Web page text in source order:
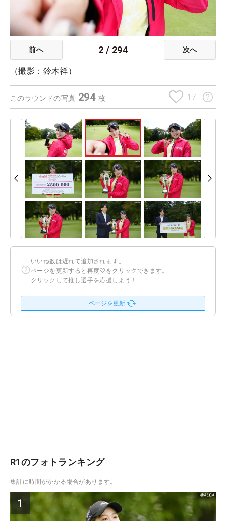
前へ 2 / 294 次へ
（撮影：鈴木祥）
このラウンドの写真 294 枚 17
いいね数は遅れて追加されます。
ページを更新すると再度♡をクリックできます。
クリックして推し選手を応援しよう！
ページを更新
R1のフォトランキング
集計に時間がかかる場合があります。
1